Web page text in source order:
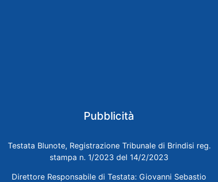
Pubblicità
Testata Blunote, Registrazione Tribunale di Brindisi reg.
stampa n. 1/2023 del 14/2/2023
Direttore Responsabile di Testata: Giovanni Sebastio